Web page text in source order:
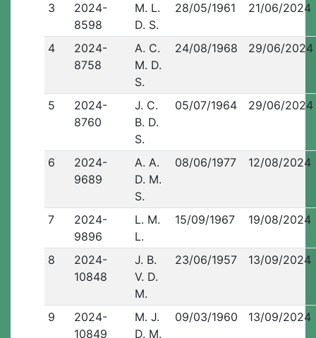
3
2024-
8598
M. L.
D. S.
28/05/1961 21/06/2024
4
2024-
8758
A. C.
M. D.
S.
24/08/1968 29/06/2024
5
2024-
8760
J. C.
B. D.
S.
05/07/1964 29/06/2024
6
2024-
9689
A. A.
D. M.
S.
08/06/1977 12/08/2024
7
2024-
9896
L. M.
L.
15/09/1967 19/08/2024
8
2024-
10848
J. B.
V. D.
M.
23/06/1957 13/09/2024
9
2024-
10849
M. J.
D. M.
09/03/1960 13/09/2024